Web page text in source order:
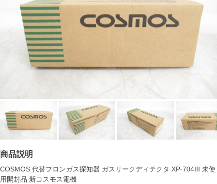
商品説明
COSMOS 代替フロンガス探知器 ガスリークディテクタ XP-704III 未使
用開封品 新コスモス電機